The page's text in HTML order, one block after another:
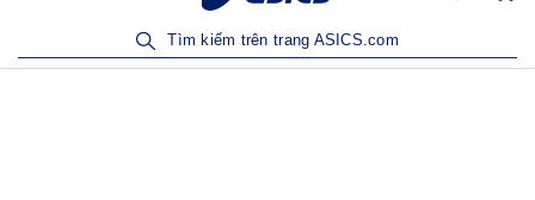
Tìm kiếm trên trang ASICS.com